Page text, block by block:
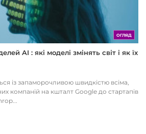
ОГЛЯД
AI : які моделі змінять світ і як їх
із запаморочливою швидкістю всіма,
компаній на кшталт Google до стартапів